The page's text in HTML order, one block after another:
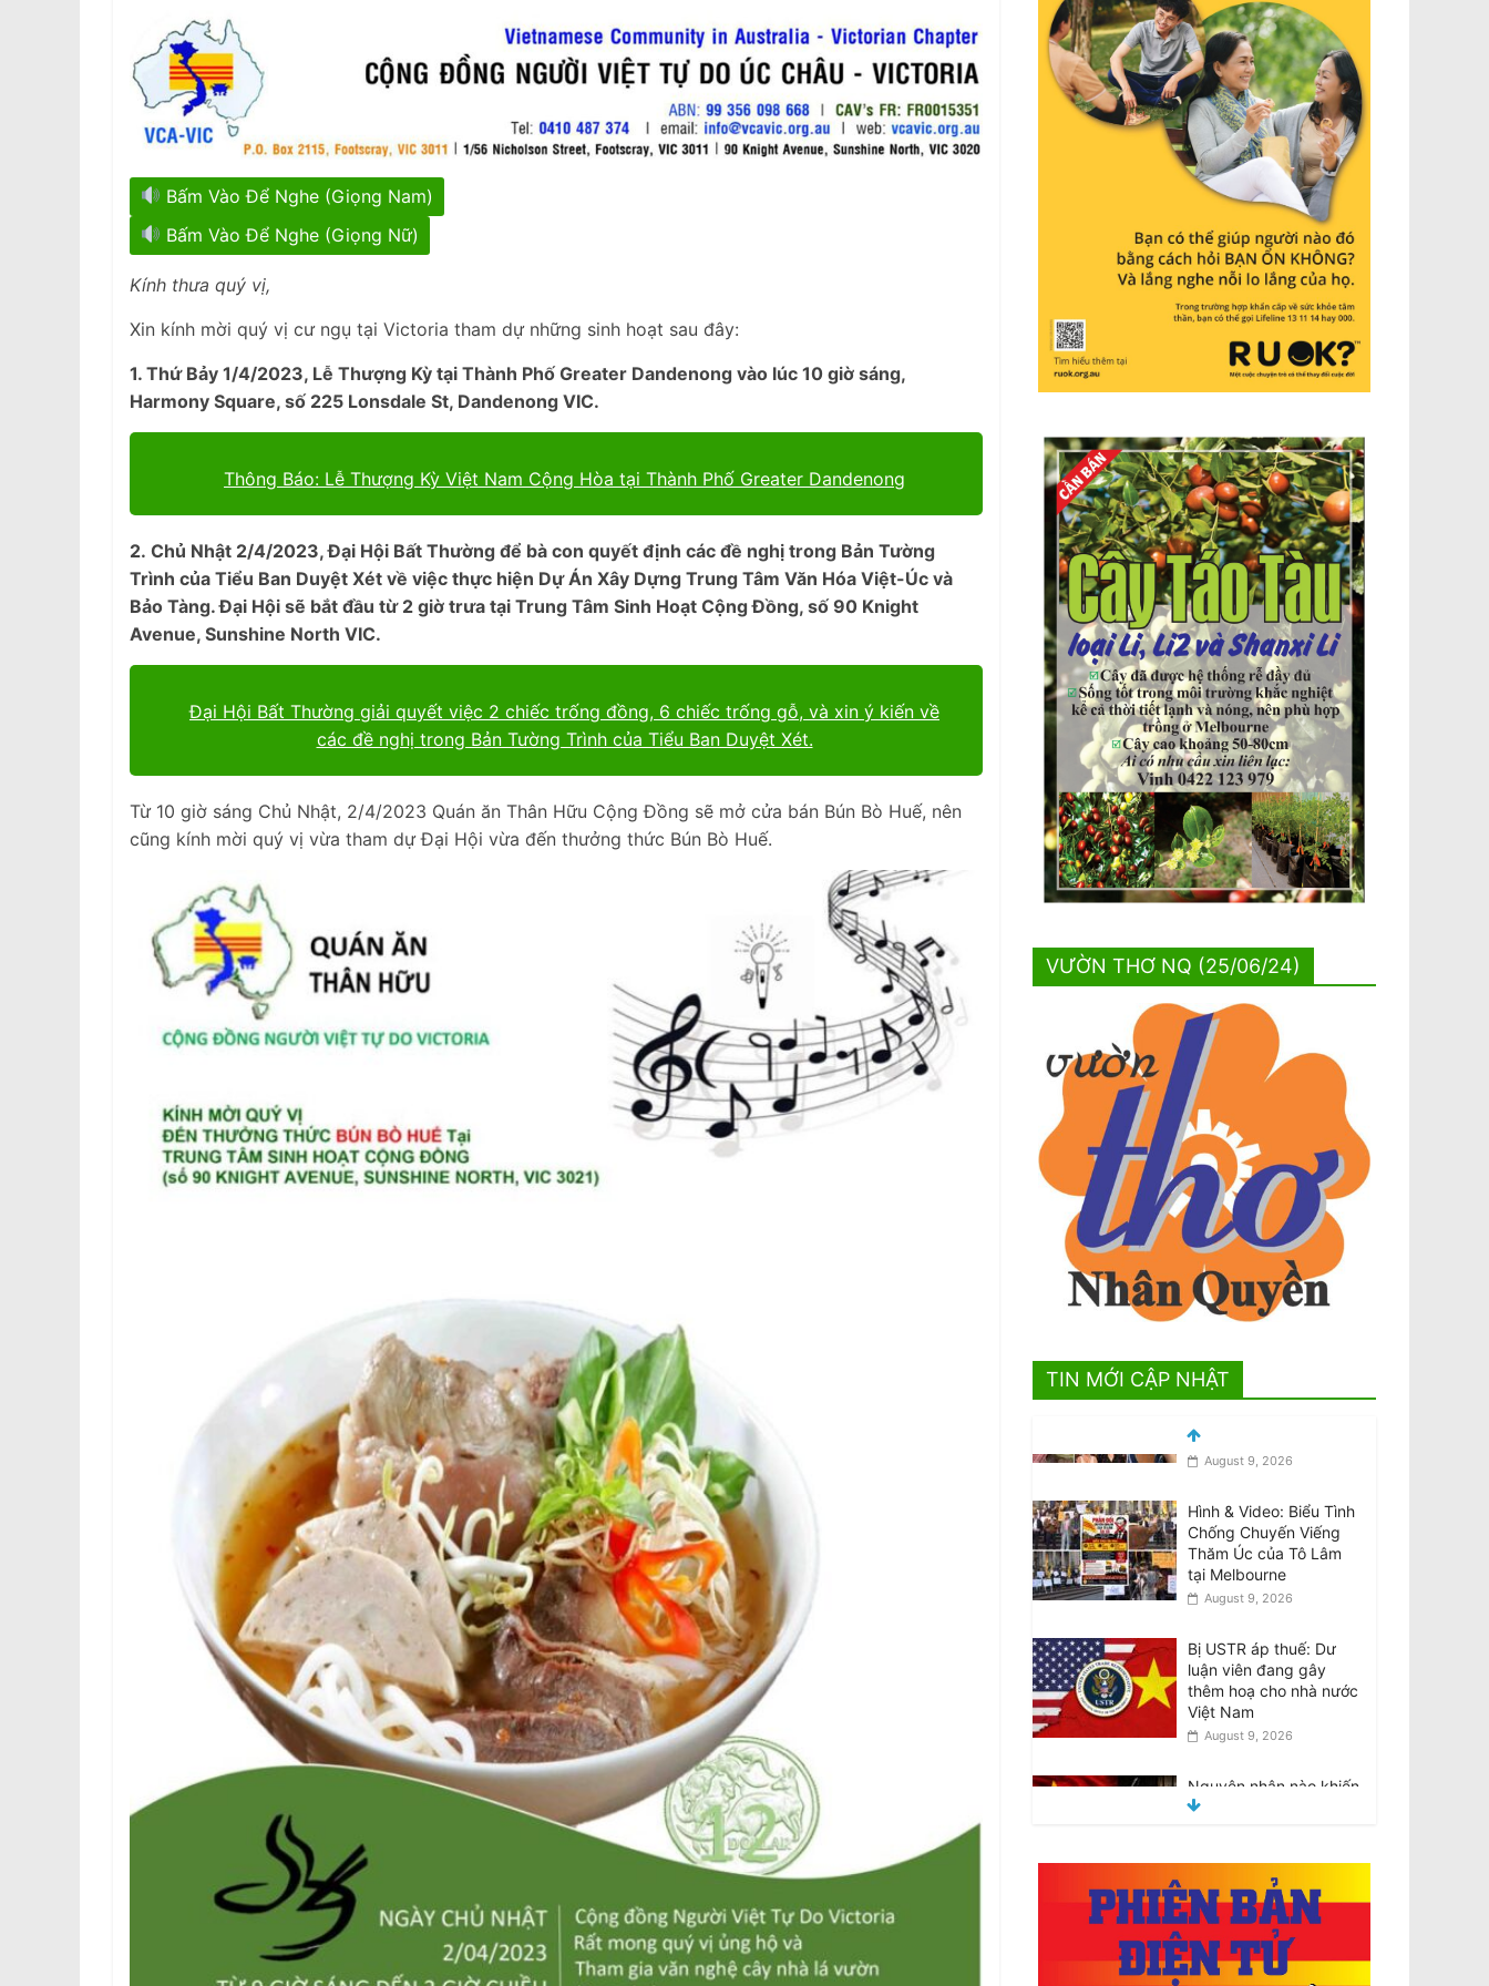
Bấm Vào Để Nghe (Giọng Nam)
Bấm Vào Để Nghe (Giọng Nữ)
Kính thưa quý vị,
Xin kính mời quý vị cư ngụ tại Victoria tham dự những sinh hoạt sau đây:
1. Thứ Bảy 1/4/2023, Lễ Thượng Kỳ tại Thành Phố Greater Dandenong vào lúc 10 giờ sáng,
Harmony Square, số 225 Lonsdale St, Dandenong VIC.
Thông Báo: Lễ Thượng Kỳ Việt Nam Cộng Hòa tại Thành Phố Greater Dandenong
2. Chủ Nhật 2/4/2023, Đại Hội Bất Thường để bà con quyết định các đề nghị trong Bản Tường
Trình của Tiểu Ban Duyệt Xét về việc thực hiện Dự Án Xây Dựng Trung Tâm Văn Hóa Việt-Úc và
Bảo Tàng. Đại Hội sẽ bắt đầu từ 2 giờ trưa tại Trung Tâm Sinh Hoạt Cộng Đồng, số 90 Knight
Avenue, Sunshine North VIC.
Đại Hội Bất Thường giải quyết việc 2 chiếc trống đồng, 6 chiếc trống gỗ, và xin ý kiến về
các đề nghị trong Bản Tường Trình của Tiểu Ban Duyệt Xét.
Từ 10 giờ sáng Chủ Nhật, 2/4/2023 Quán ăn Thân Hữu Cộng Đồng sẽ mở cửa bán Bún Bò Huế, nên
cũng kính mời quý vị vừa tham dự Đại Hội vừa đến thưởng thức Bún Bò Huế.
VƯỜN THƠ NQ (25/06/24)
TIN MỚI CẬP NHẬT
Hình & Video: Biểu Tình
Thăm Úc của Tô Lâm
tại Melbourne
August 9, 2026
Bị USTR áp thuế: Dư
thêm hoạ cho nhà nước
Việt Nam
August 9, 2026
Nguyên nhân nào khiến
xét xử hình sự vắng
mặt?
Đại Hội Khoáng Đại trao
đổi về những khiếu nại
liên quan đến cuộc Bầu
cử Ban Chấp Hành
2026-30